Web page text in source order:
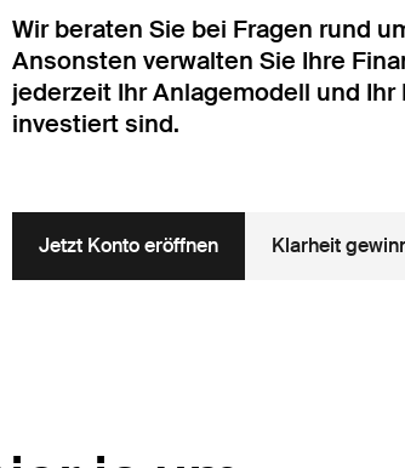
Wir beraten Sie bei Fragen rund
Ansonsten verwalten Sie Ihre
jederzeit Ihr Anlagemodell und
investiert sind.
Jetzt Konto eröffnen Klarheit